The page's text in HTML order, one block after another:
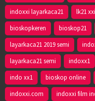
indoxxi layarkaca21
lk21
bioskopkeren
bioskop21
layarkaca21 2019 semi
layarkaca21 semi
indoxx1
indo xx1
bioskop online
indoxxi.com
indoxxi film